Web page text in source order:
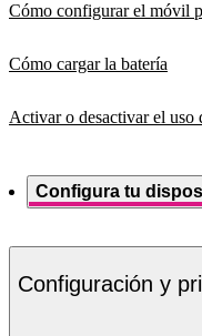
Cómo configurar el móvil
Cómo cargar la batería
Activar o desactivar el uso
Configura tu
Configuración y